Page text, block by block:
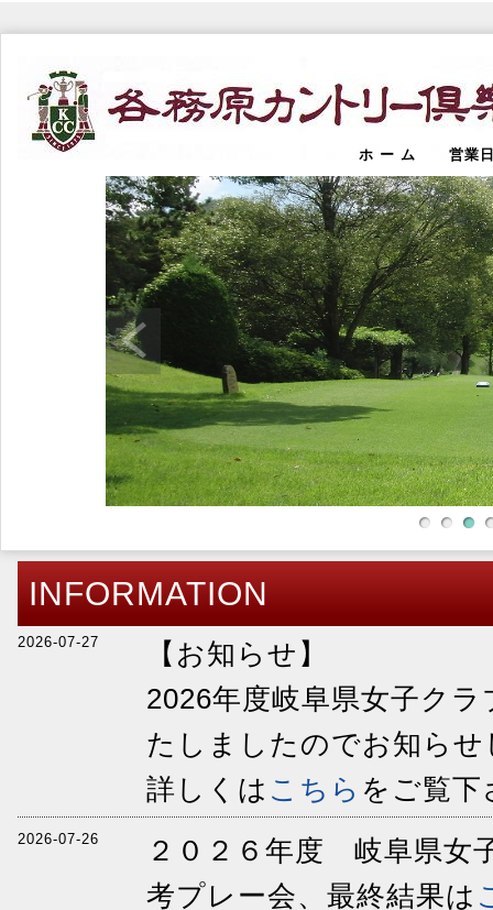
ホ ー ム 営業
INFORMATION
2026-07-27
【お知らせ】
2026年度岐阜県女子ク
たしましたのでお知らせ
詳しくは こちら をご覧下
2026-07-26
２０２６年度 岐阜県女
考プレー会、最終結果は